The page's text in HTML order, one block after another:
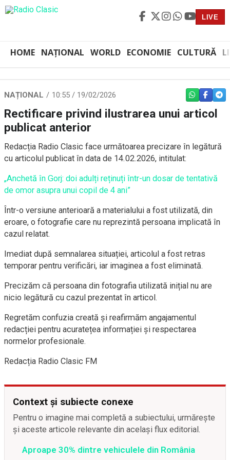
LIVE
HOME NAȚIONAL WORLD ECONOMIE CULTURĂ
NAȚIONAL 10:55 / 19/02/2026 WHATSAPP
Rectificare privind ilustrarea unui articol
publicat anterior
Redacția Radio Clasic face următoarea precizare în legătură
cu articolul publicat în data de 14.02.2026, intitulat:
„Anchetă în Gorj: doi adulți reținuți într-un dosar de tentativă
de omor asupra unui copil de 4 ani”
Într-o versiune anterioară a materialului a fost utilizată, din
eroare, o fotografie care nu reprezintă persoana implicată în
cazul relatat.
Imediat după semnalarea situației, articolul a fost retras
temporar pentru verificări, iar imaginea a fost eliminată.
Precizăm că persoana din fotografia utilizată inițial nu are
nicio legătură cu cazul prezentat în articol.
Regretăm confuzia creată și reafirmăm angajamentul
redacției pentru acuratețea informației și respectarea
normelor profesionale.
Redacția Radio Clasic FM
Context și subiecte conexe
Pentru o imagine mai completă a subiectului, urmărește
și aceste articole relevante din același flux editorial.
Aproape 30% dintre vehiculele din România